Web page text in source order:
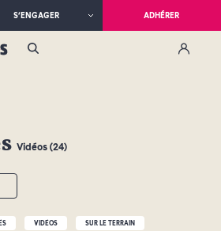
S’ENGAGER ADHÉRER
Vidéos (24)
VIDÉOS SUR LE TERRAIN